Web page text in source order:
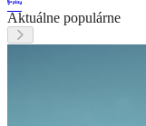
Aktuálne populárne